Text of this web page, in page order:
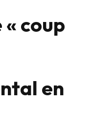
« coup
en